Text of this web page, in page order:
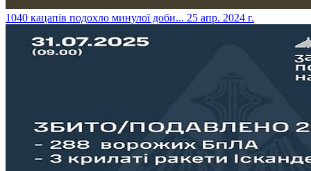
​1040 кацапів подохло минулої доби... 25 апр. 2024 г.